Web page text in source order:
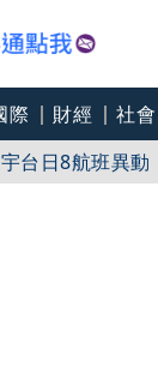
際 財經 社會
台日8航班異動
劇天才川島雄